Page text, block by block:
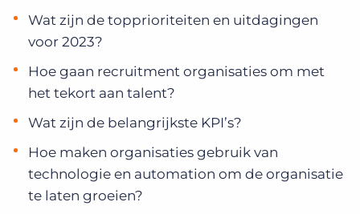
Wat zijn de topprioriteiten en uitdagingen
voor 2023?
Hoe gaan recruitment organisaties om met
het tekort aan talent?
Wat zijn de belangrijkste KPI’s?
Hoe maken organisaties gebruik van
technologie en automation om de organisatie
te laten groeien?